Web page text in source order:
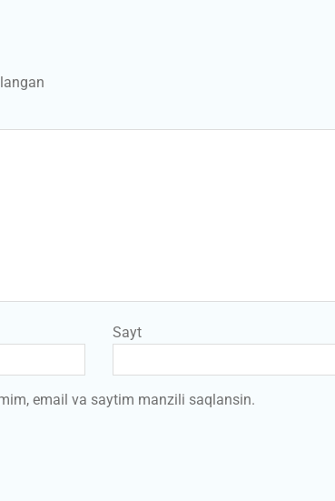
Sayt
email va saytim manzili saqlansin.